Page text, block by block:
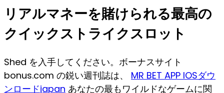
リアルマネーを賭けられる最高の
クイックストライクスロット
Shed を入手してください。ボーナスサイト
bonus.com の鋭い週刊誌は、 MR BET APP IOSダウ
ンロードjapan あなたの最もワイルドなゲームに関